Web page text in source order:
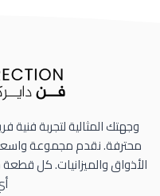
وجهتك المثالية لتجربة فنية
محترفة. نقدم مجموعة
الأذواق والميزانيات. كل